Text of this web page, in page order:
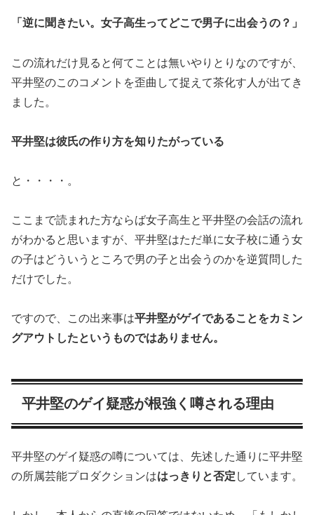
「 逆に聞きたい。女子高生ってどこで男子に出会うの？」
この流れだけ見ると何てことは無いやりとりなのですが、
平井堅のこのコメントを歪曲して捉えて茶化す人が出てき
ました。
平井堅は彼氏の作り方を知りたがっている
と・・・・。
ここまで読まれた方ならば女子高生と平井堅の会話の流れ
がわかると思いますが、平井堅はただ単に女子校に通う女
の子はどういうところで男の子と出会うのかを逆質問した
だけでした。
ですので、この出来事は平井堅がゲイであることをカミン
グアウトしたというものではありません。
平井堅のゲイ疑惑が根強く噂される理由
平井堅のゲイ疑惑の噂については、先述した通りに平井堅
の所属芸能プロダクションははっきりと否定 しています。